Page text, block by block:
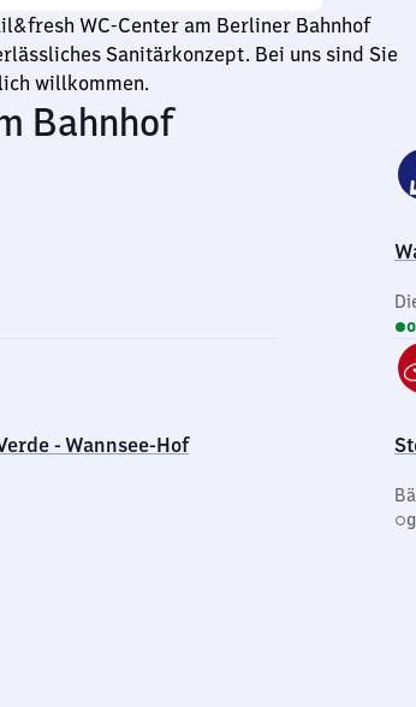
WC-Center am Berliner Bahnhof
Sanitärkonzept. Bei uns sind Sie
willkommen.
Bahnhof
- Wannsee-Hof